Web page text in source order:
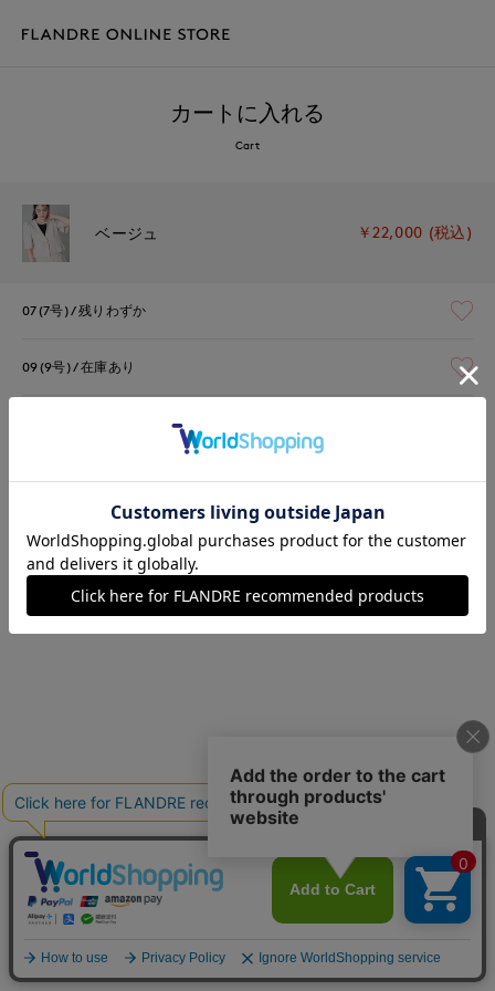
カートに入れる
Cart
ベージュ ￥22,000 (税込)
07(7号) 残りわずか
09(9号) 在庫あり